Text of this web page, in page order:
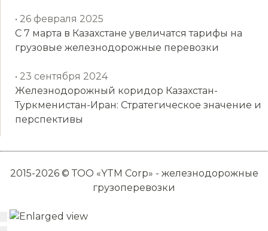
• 26 февраля 2025
С 7 марта в Казахстане увеличатся тарифы на
грузовые железнодорожные перевозки
• 23 сентября 2024
Железнодорожный коридор Казахстан-
Туркменистан-Иран: Стратегическое значение и
перспективы
2015-2026 © ТОО «YTM Corp» - железнодорожные
грузоперевозки